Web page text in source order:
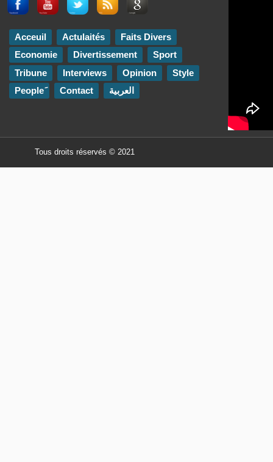
Acceuil Actulaités
Faits Divers
Economie
Divertissement
Sport
Tribune
Interviews Opinion
Style
Contact العربية
Tous droits réservés © 2021